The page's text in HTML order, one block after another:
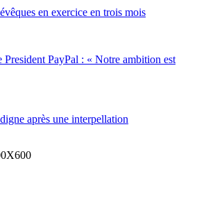
en exercice en trois mois
PayPal : « Notre ambition est
après une interpellation